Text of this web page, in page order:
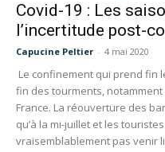
Covid-19 : Les
l’incertitude post-
Capucine Peltier - 4 mai 2020
Le confinement qui prend fin
fin des tourments,
France. La réouverture des
qu’à la mi-juillet et les
vraisemblablement pas venir